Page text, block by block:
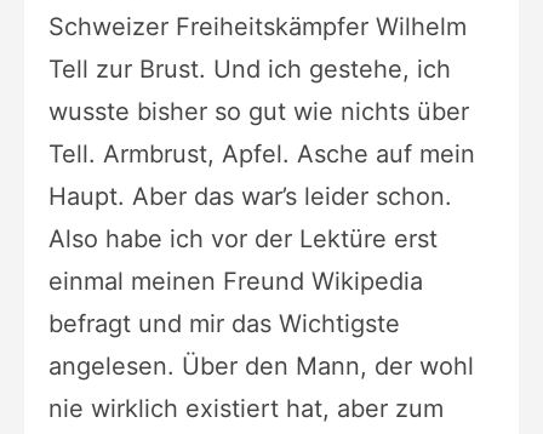
Schweizer Freiheitskämpfer Wilhelm
Tell zur Brust. Und ich gestehe, ich
wusste bisher so gut wie nichts über
Tell. Armbrust, Apfel. Asche auf mein
Haupt. Aber das war’s leider schon.
Also habe ich vor der Lektüre erst
einmal meinen Freund Wikipedia
befragt und mir das Wichtigste
angelesen. Über den Mann, der wohl
nie wirklich existiert hat, aber zum